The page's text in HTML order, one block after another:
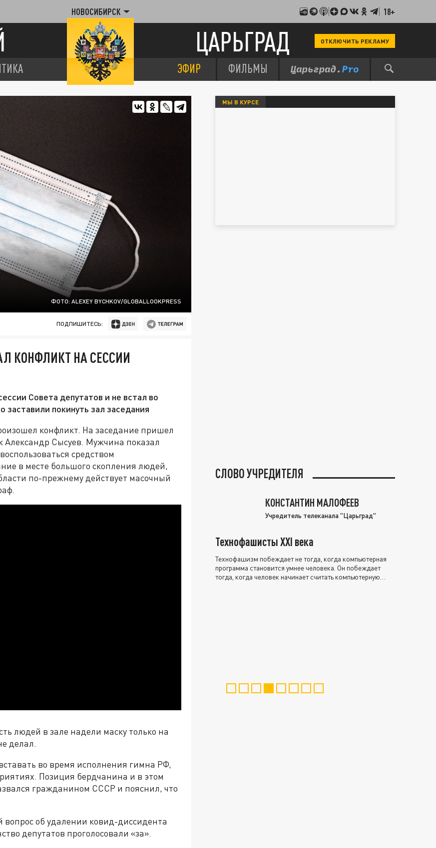
НОВОСИБИРСК 18+
ЦАРЬГРАД ОТКЛЮЧИТЬ РЕКЛАМУ
ЭФИР ФИЛЬМЫ
ФОТО: ALEXEY BYCHKOV/GLOBALLOOKPRESS
ПОДПИШИТЕСЬ:
КОНФЛИКТ НА СЕССИИ
Совета депутатов и не встал во
покинуть зал заседания
конфликт. На заседание пришел
Александр Сысуев. Мужчина показал
средством
в месте большого скопления людей,
по-прежнему действует масочный
людей в зале надели маску только на
делал.
во время исполнения гимна РФ,
Позиция бердчанина и в этом
гражданином СССР и пояснил, что
об удалении ковид-диссидента
депутатов проголосовали «за».
МЫ В КУРСЕ
СЛОВО УЧРЕДИТЕЛЯ
КОНСТАНТИН МАЛОФЕЕВ
Учредитель телеканала "Царьград"
Технофашисты XXI века
Технофашизм побеждает не тогда, когда компьютерная
программа становится умнее человека. Он побеждает
тогда, когда человек начинает считать компьютерную